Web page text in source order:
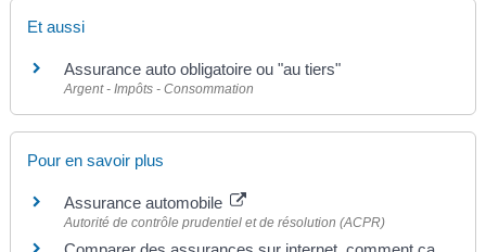
Et aussi
Assurance auto obligatoire ou "au tiers"
Argent - Impôts - Consommation
Pour en savoir plus
Assurance automobile
Autorité de contrôle prudentiel et de résolution (ACPR)